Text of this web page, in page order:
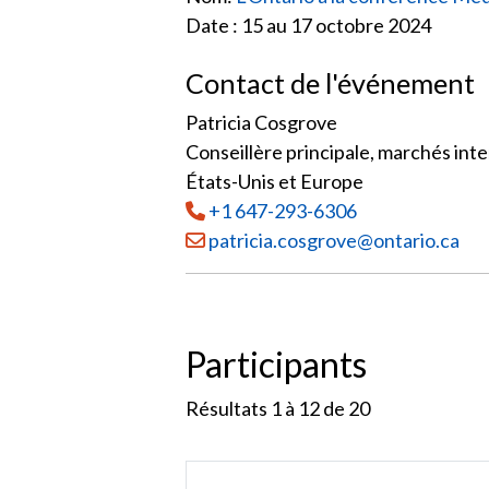
Date : 15 au 17 octobre 2024
Contact de l'événement
Patricia Cosgrove
Conseillère principale, marchés
États-Unis et Europe
Tél:
+1 647-293-6306
Courriel :
patricia.cosgrove@ontario.ca
Participants
Résultats 1 à 12 de 20